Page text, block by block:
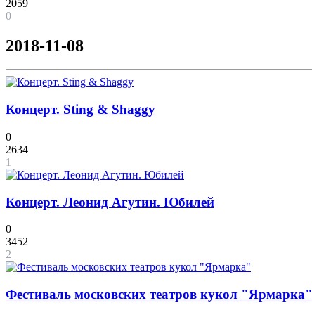
2059
0
2018-11-08
Концерт. Sting & Shaggy
0
2634
1
Концерт. Леонид Агутин. Юбилей
0
3452
2
Фестиваль московских театров кукол "Ярмарка"